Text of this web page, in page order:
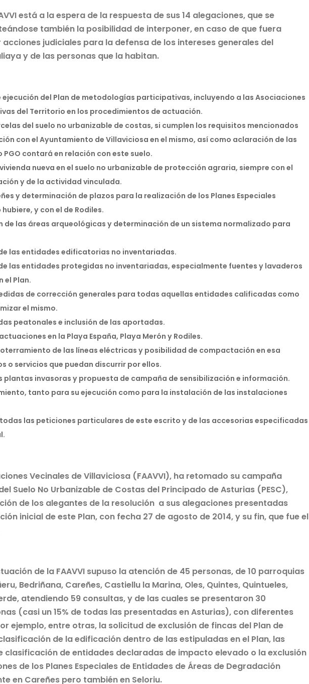
está a la espera de la respuesta de sus 14 alegaciones, que se
también la posibilidad de interponer, en caso de que fuera
judiciales para la defensa de los intereses generales del
y de las personas que la habitan.
ejecución del Plan de metodologías participativas, incluyendo a las Asociaciones
del Territorio en los procedimientos de actuación.
del suelo no urbanizable de costas, si cumplen los requisitos mencionados
con el Ayuntamiento de Villaviciosa en el mismo, así como aclaración de las
contará en relación con este suelo.
nueva en el suelo no urbanizable de protección agraria, siempre con el
y de la actividad vinculada.
y determinación de plazos para la realización de los Planes Especiales
y con el de Rodiles.
de las áreas arqueológicas y determinación de un sistema normalizado para
las entidades edificatorias no inventariadas.
las entidades protegidas no inventariadas, especialmente fuentes y lavaderos
el Plan.
de corrección generales para todas aquellas entidades calificadas como
el mismo.
peatonales e inclusión de las aportadas.
en la Playa España, Playa Merón y Rodiles.
de las líneas eléctricas y posibilidad de compactación en esa
o servicios que puedan discurrir por ellos.
plantas invasoras y propuesta de campaña de sensibilización e información.
tanto para su ejecución como para la instalación de las instalaciones
las peticiones particulares de este escrito y de las accesorias especificadas
Vecinales de Villaviciosa (FAAVVI), ha retomado su campaña
Suelo No Urbanizable de Costas del Principado de Asturias (PESC),
de los alegantes de la resolución a sus alegaciones presentadas
inicial de este Plan, con fecha 27 de agosto de 2014, y su fin, que fue el
de la FAAVVI supuso la atención de 45 personas, de 10 parroquias
Bedriñana, Careñes, Castiellu la Marina, Oles, Quintes, Quintueles,
atendiendo 59 consultas, y de las cuales se presentaron 30
(casi un 15% de todas las presentadas en Asturias), con diferentes
ejemplo, entre otras, la solicitud de exclusión de fincas del Plan de
de la edificación dentro de las estipuladas en el Plan, las
clasificación de entidades declaradas de impacto elevado o la exclusión
de los Planes Especiales de Entidades de Áreas de Degradación
en Careñes pero también en Seloriu.